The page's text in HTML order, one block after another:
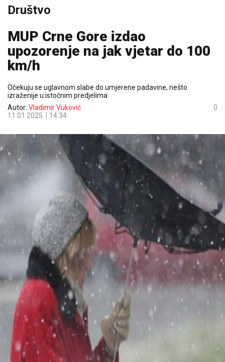
Društvo
MUP Crne Gore izdao
upozorenje na jak vjetar do 100
km/h
Očekuju se uglavnom slabe do umjerene padavine, nešto
izraženije u istočnim predjelima
Autor: Vladimir Vuković
11.01.2025.
14:34
0